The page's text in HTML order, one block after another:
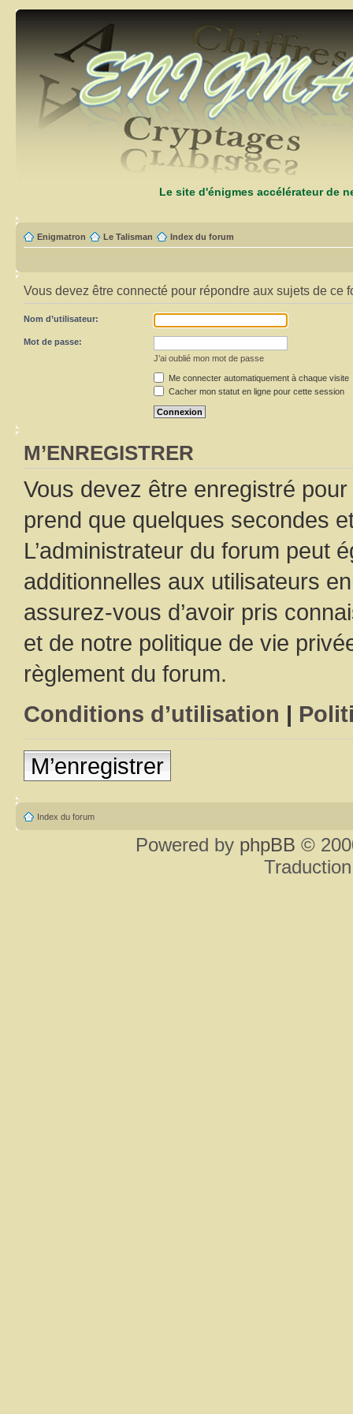
Le site d'énigmes accélérateur de
Enigmatron Le Talisman Index du forum
Vous devez être connecté pour répondre aux sujets de ce
Nom d’utilisateur:
Mot de passe:
J’ai oublié mon mot de passe
Me connecter automatiquement à chaque visite
Cacher mon statut en ligne pour cette session
M’ENREGISTRER
Vous devez être enregistré
prend que quelques secondes
L’administrateur du forum peut
additionnelles aux utilisateurs
assurez-vous d’avoir pris
et de notre politique de vie
règlement du forum.
Conditions d’utilisation |
M’enregistrer
Index du forum
Powered by phpBB ©